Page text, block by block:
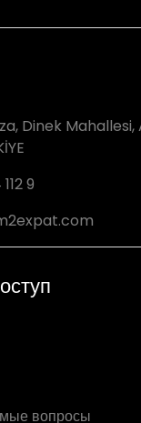
Dinek Mahallesi,
9
вопросы